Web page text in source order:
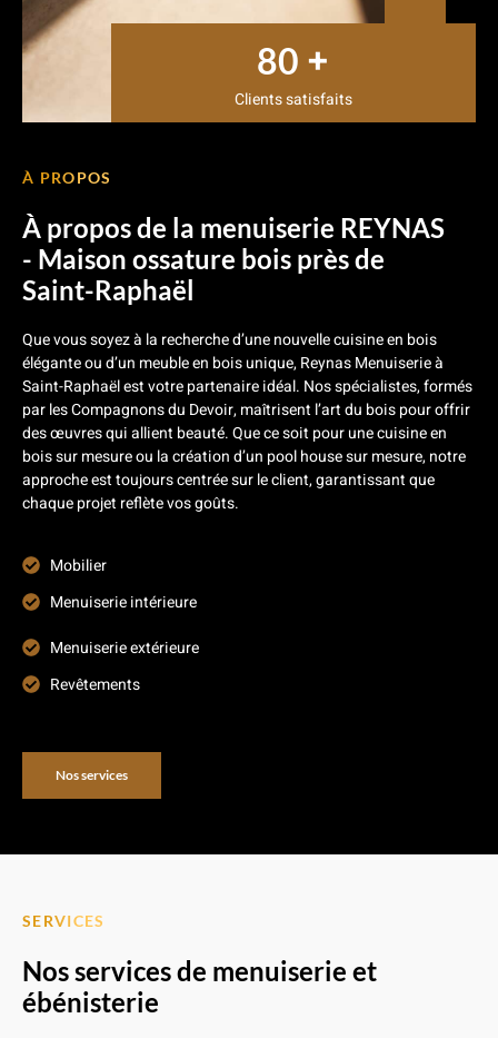
80 +
Clients satisfaits
À PROPOS
À propos de la menuiserie REYNAS
- Maison ossature bois près de
Saint-Raphaël
Que vous soyez à la recherche d’une nouvelle cuisine en bois
élégante ou d’un meuble en bois unique, Reynas Menuiserie à
Saint-Raphaël est votre partenaire idéal. Nos spécialistes, formés
par les Compagnons du Devoir, maîtrisent l’art du bois pour offrir
des œuvres qui allient beauté. Que ce soit pour une cuisine en
bois sur mesure ou la création d’un pool house sur mesure, notre
approche est toujours centrée sur le client, garantissant que
chaque projet reflète vos goûts.
Mobilier
Menuiserie intérieure
Menuiserie extérieure
Revêtements
Nos services
SERVICES
Nos services de menuiserie et
ébénisterie